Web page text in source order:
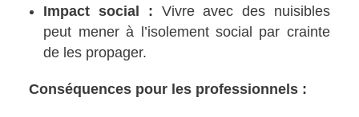
Impact social : Vivre avec des nuisibles
peut mener à l’isolement social par crainte
de les propager.
Conséquences pour les professionnels :